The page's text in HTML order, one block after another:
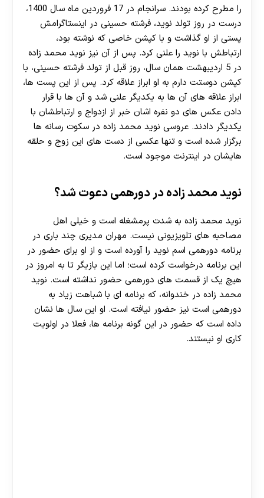
را مطرح کرده بودند. سرانجام در 17 فروردین ماه سال 1400،
درست در روز تولد نوید، فرشته حسینی در اینستاگرامش
پستی از او گذاشت و با کپشن خاصی که نوشته بود،
ارتباطش با نوید را علنی کرد. پس از آن نیز نوید محمد زاده
در 5 اردیبهشت همان سال، روز قبل از تولد فرشته حسینی، با
کپشن دوستت دارم به او ابراز علاقه کرد. پس از این پست ها،
ابراز علاقه های آن ها به یکدیگر علنی شد و آن ها با قرار
دادن عکس های دو نفره اشان خبر از ازدواج و ارتباطشان با
یکدیگر دادند. عروسی نوید محمد زاده در سکوت رسانه ها
برگزار شده است و تنها عکسی از دست های این زوج و حلقه
هایشان در اینترنت موجود است.
نوید محمد زاده در دورهمی دعوت شد؟
نوید محمد زاده به شدت پرمشغله است و خیلی اهل
مصاحبه های تلویزیونی نیست. مهران مدیری چند باری در
برنامه دورهمی اسم نوید را آورده است و از او برای حضور در
این برنامه درخواست کرده است؛ اما این بازیگر تا به امروز در
هیچ یک از قسمت های دورهمی حضور نداشته است. نوید
محمد زاده در خندوانه، که برنامه ای با شباهت زیاد به
دورهمی است نیز حضور نیافته است. او این سال ها نشان
داده است که حضور در این گونه برنامه ها، فعلا در اولویت
کاری او نیستند.